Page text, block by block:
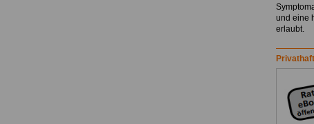
und eine
erlaubt.